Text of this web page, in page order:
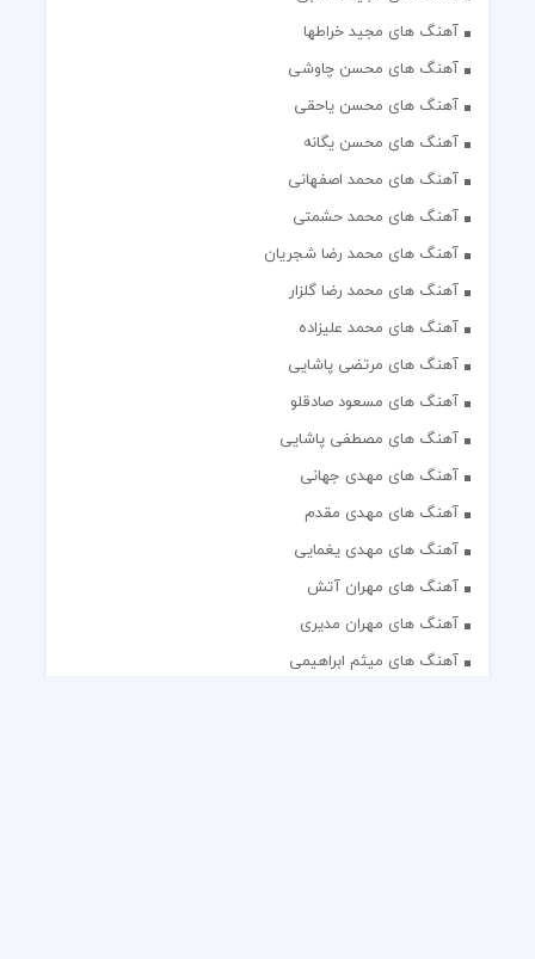
آهنگ های مجید خراطها
آهنگ های محسن چاوشی
آهنگ های محسن یاحقی
آهنگ های محسن یگانه
آهنگ های محمد اصفهانی
آهنگ های محمد حشمتی
آهنگ های محمد رضا شجریان
آهنگ های محمد رضا گلزار
آهنگ های محمد علیزاده
آهنگ های مرتضی پاشایی
آهنگ های مسعود صادقلو
آهنگ های مصطفی پاشایی
آهنگ های مهدی جهانی
آهنگ های مهدی مقدم
آهنگ های مهدی یغمایی
آهنگ های مهران آتش
آهنگ های مهران مدیری
آهنگ های میثم ابراهیمی